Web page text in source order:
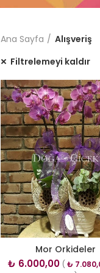
Ana Sayfa Alışveriş
Filtrelemeyi kaldır
Mor Orkideler
₺ 6.000,00 ( ₺